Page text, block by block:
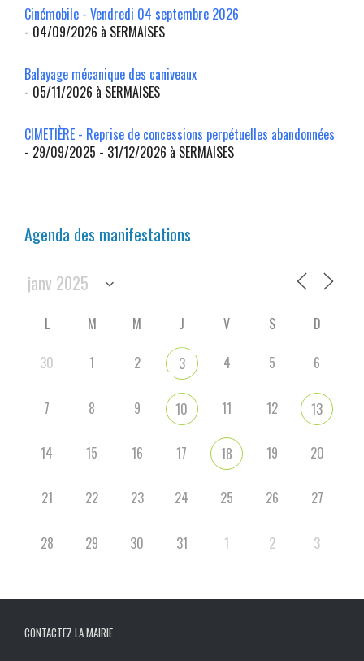
Cinémobile - Vendredi 04 septembre 2026
- 04/09/2026 à SERMAISES
Balayage mécanique des caniveaux
- 05/11/2026 à SERMAISES
CIMETIÈRE - Reprise de concessions perpétuelles abandonnées
- 29/09/2025 - 31/12/2026 à SERMAISES
Agenda des manifestations
L M M J V S
D
30
1 2 3 4 5 6
7 8 9 10 11 12 13
14 15 16 17 18 19 20
21 22 23 24 25 26 27
28 29 30 31 1 2 3
CONTACTEZ LA MAIRIE